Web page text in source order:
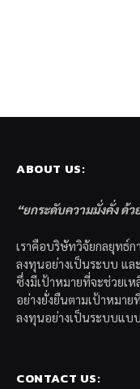
ABOUT US:
“ยกระดับความมั่งคั่ง ด้
เราคือบริษัทวิจัยกลยุทธ์
ลงทุนอย่างเป็นระบบ แ
ซึ่งมีเป้าหมายที่จะช่วยเ
อย่างยั่งยืนตามเป้าหมา
ลงทุนอย่างเป็นระบบแบ
CONTACT US: